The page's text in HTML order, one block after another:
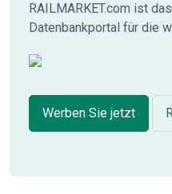
RAILMARKET.com ist
Datenbankportal für die
Werben Sie jetzt